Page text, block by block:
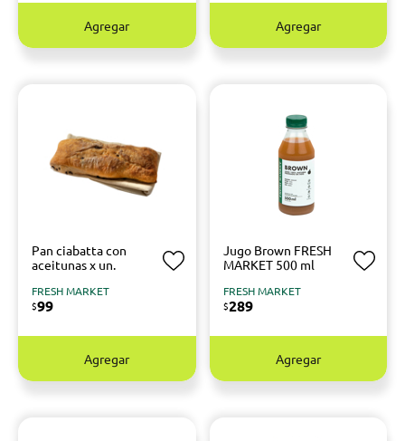
Agregar Agregar
Pan ciabatta con
aceitunas x un.
FRESH MARKET
$99
Agregar
Jugo Brown FRESH
MARKET 500 ml
FRESH MARKET
$289
Agregar